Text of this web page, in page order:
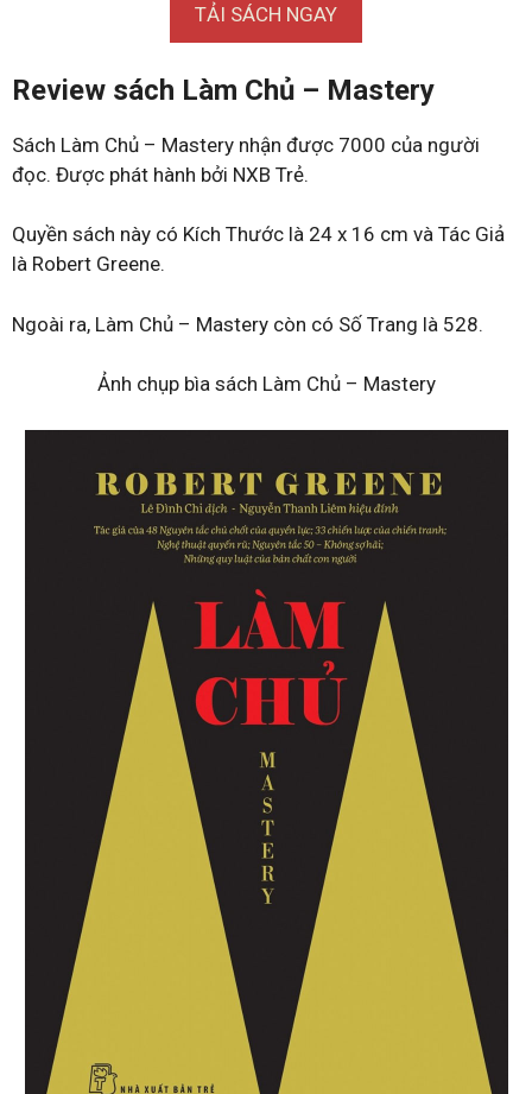
TẢI SÁCH NGAY
Review sách Làm Chủ – Mastery
Sách Làm Chủ – Mastery nhận được 7000 của người
đọc. Được phát hành bởi NXB Trẻ.
Quyền sách này có Kích Thước là 24 x 16 cm và Tác Giả
là Robert Greene.
Ngoài ra, Làm Chủ – Mastery còn có Số Trang là 528.
Ảnh chụp bìa sách Làm Chủ – Mastery